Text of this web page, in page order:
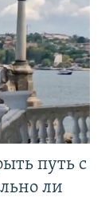
путь с
ли